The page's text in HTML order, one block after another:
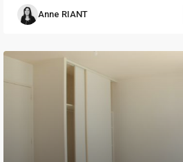
Anne RIANT